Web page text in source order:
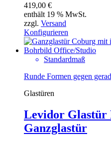
419,00 €
enthält 19 % MwSt.
zzgl. Versand
Konfigurieren
Standardmaß
Runde Formen gegen
Glastüren
Levidor Glastür
Ganzglastür